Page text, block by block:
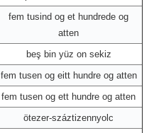
fem tusind og et hundrede og
atten
beş bin yüz on sekiz
fem tusen og eitt hundre og atten
fem tusen og ett hundre og atten
ötezer-száztizennyolc